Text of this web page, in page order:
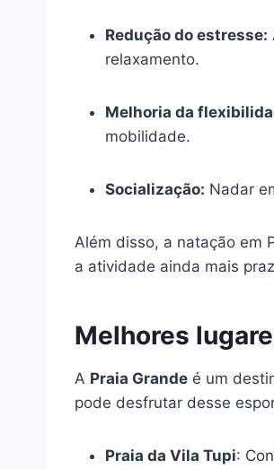
Redução do estresse:
relaxamento.
Melhoria da
mobilidade.
Socialização: Nadar
Além disso, a natação em
a atividade ainda mais
Melhores
A Praia Grande é um
pode desfrutar desse
Praia da Vila Tupi: